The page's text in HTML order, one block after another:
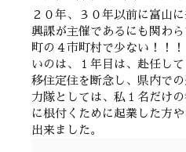
２０年、３０年以前に富山
興課が主催であるにも関わ
町の４市町村で少ない！！
いのは、１年目は、赴任し
移住定住を断念し、県内で
力隊としては、私１名だけ
に根付くために起業した方
出来ました。